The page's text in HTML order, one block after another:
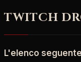
TWITCH
L'elenco